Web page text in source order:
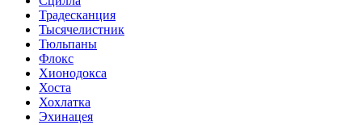
Традесканция
Тысячелистник
Тюльпаны
Флокс
Хионодокса
Хоста
Хохлатка
Эхинацея